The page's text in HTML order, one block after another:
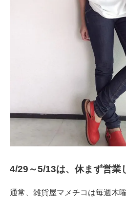
4/29～5/13は、休まず営業
通常、雑貨屋マメチコは毎週木